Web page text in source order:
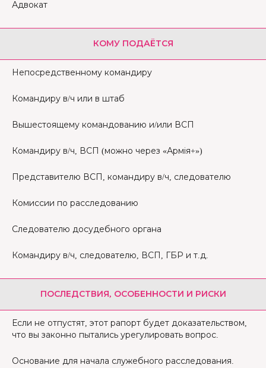
Адвокат
КОМУ ПОДАЁТСЯ
Непосредственному командиру
Командиру в/ч или в штаб
Вышестоящему командованию и/или ВСП
Командиру в/ч, ВСП (можно через «Армія+»)
Представителю ВСП, командиру в/ч, следователю
Комиссии по расследованию
Следователю досудебного органа
Командиру в/ч, следователю, ВСП, ГБР и т.д.
ПОСЛЕДСТВИЯ, ОСОБЕННОСТИ И РИСКИ
Если не отпустят, этот рапорт будет доказательством,
что вы законно пытались урегулировать вопрос.
Основание для начала служебного расследования.